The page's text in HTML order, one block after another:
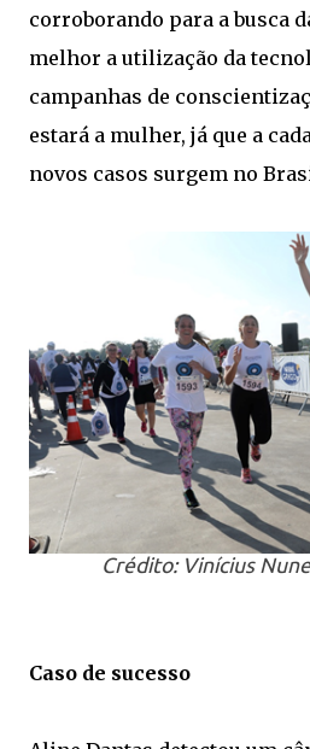
corroborando para a busca
melhor a utilização da
campanhas de
estará a mulher, já que a
novos casos surgem no
Crédito: Vinícius
Caso de sucesso